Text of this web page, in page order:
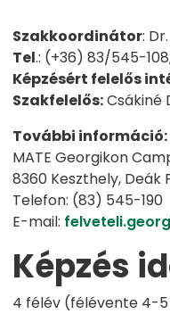
Szakkoordinátor:
Tel.: (+36) 83/545-
Képzésért felelős
Szakfelelős:Csákiné
További információ:
MATE Georgikon
8360 Keszthely, Deák
Telefon: (83) 545-190
E-mail:
Képzés
4 félév (félévente 4-